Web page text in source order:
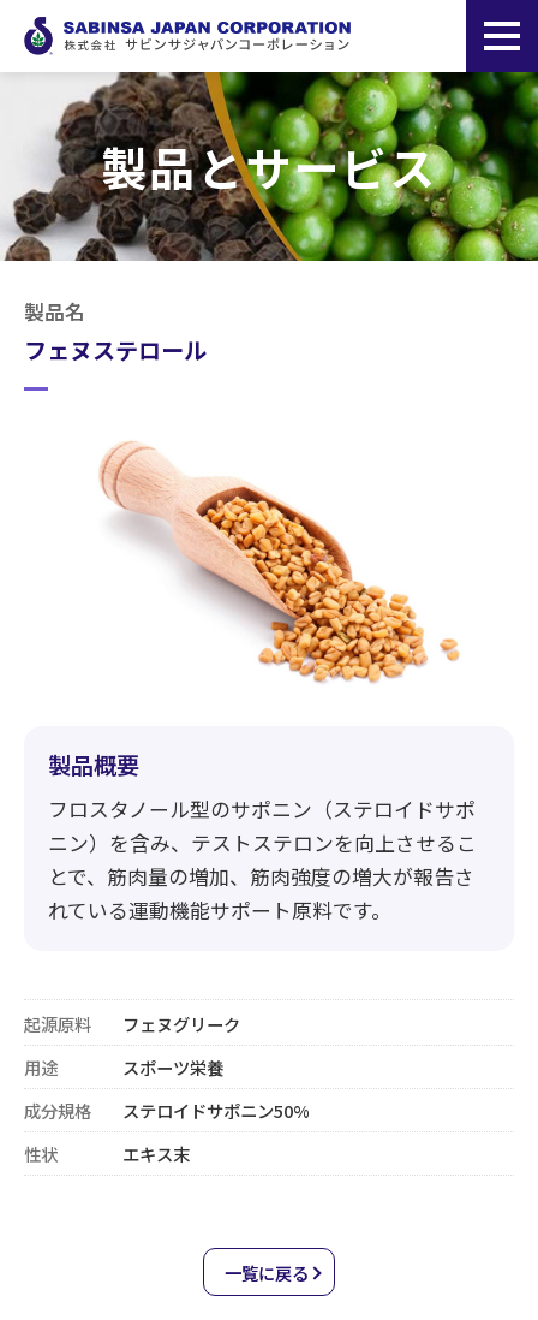
製品とサービス
製品名
フェヌステロール
製品概要
フロスタノール型のサポニン（ステロイドサポ
ニン）を含み、テストステロンを向上させるこ
とで、筋肉量の増加、筋肉強度の増大が報告さ
れている運動機能サポート原料です。
起源原料
フェヌグリーク
用途
スポーツ栄養
成分規格
ステロイドサポニン50%
性状
エキス末
一覧に戻る